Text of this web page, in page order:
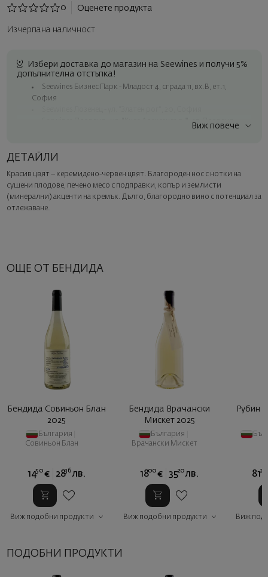
0
Оценете продукта
Изчерпана наличност
Избери доставка до магазин на Seewines и получи 5%
допълнителна отстъпка!
Seewines Бизнес Парк - Младост 4, сграда 11, вх.В, ет.1,
София
Seewines Пловдив - ул. "Княз Александър I", 45, Пловдив
Куриер на Seewines до адрес в рамките на град София
Изненадайте със стил
Добавете луксозна подаръчна опаковка и персонализирана
картичка с ваше пожелание. Изберете тази опция в
Виж повече
ДЕТАЙЛИ
Красив цвят – керемидено-червен цвят. Благороден нос с нотки на
сушени плодове, печено месо с подправки, копър и землисти
(минерални) акценти на кремък. Дълго, благородно вино с потенциал за
отлежаване.
ОЩЕ ОТ БЕНДИДА
Бендида Совиньон Блан
2025
България
Совиньон Блан
1450 € 2836 лв.
Виж подобни продукти
Бендида Врачански
Мискет 2025
България
Врачански Мискет
1800 € 3520 лв.
Виж подобни продукти
Рубин
8124
Виж
ПОДОБНИ ПРОДУКТИ